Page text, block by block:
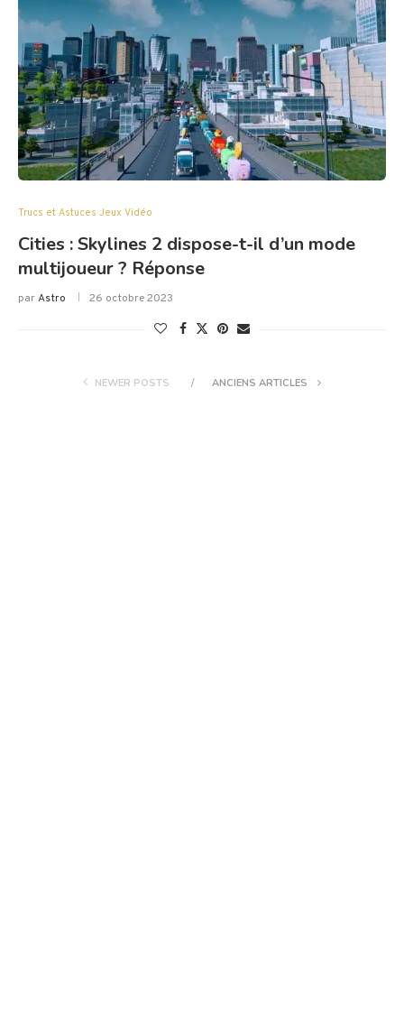
Trucs et Astuces Jeux Vidéo
Cities : Skylines 2 dispose-t-il d’un mode
multijoueur ? Réponse
parAstro 26 octobre 2023
NEWER POSTS ANCIENS ARTICLES